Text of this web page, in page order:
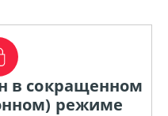
в сокращенном
режиме